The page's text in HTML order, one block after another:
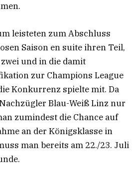
leisteten zum Abschluss
Saison en suite ihren Teil,
und in die damit
zur Champions League
Konkurrenz spielte mit. Da
Blau-Weiß Linz nur
zumindest die Chance auf
an der Königsklasse in
man bereits am 22./23. Juli